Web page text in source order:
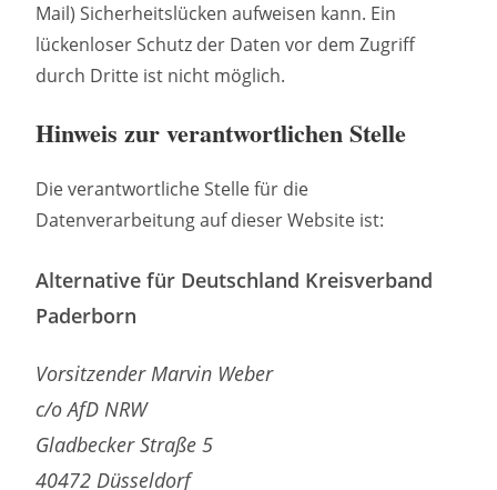
Mail) Sicherheitslücken aufweisen kann. Ein
lückenloser Schutz der Daten vor dem Zugriff
durch Dritte ist nicht möglich.
Hinweis zur verantwortlichen Stelle
Die verantwortliche Stelle für die
Datenverarbeitung auf dieser Website ist:
Alternative für Deutschland Kreisverband
Paderborn
Vorsitzender Marvin Weber
c/o AfD NRW
Gladbecker Straße 5
40472 Düsseldorf